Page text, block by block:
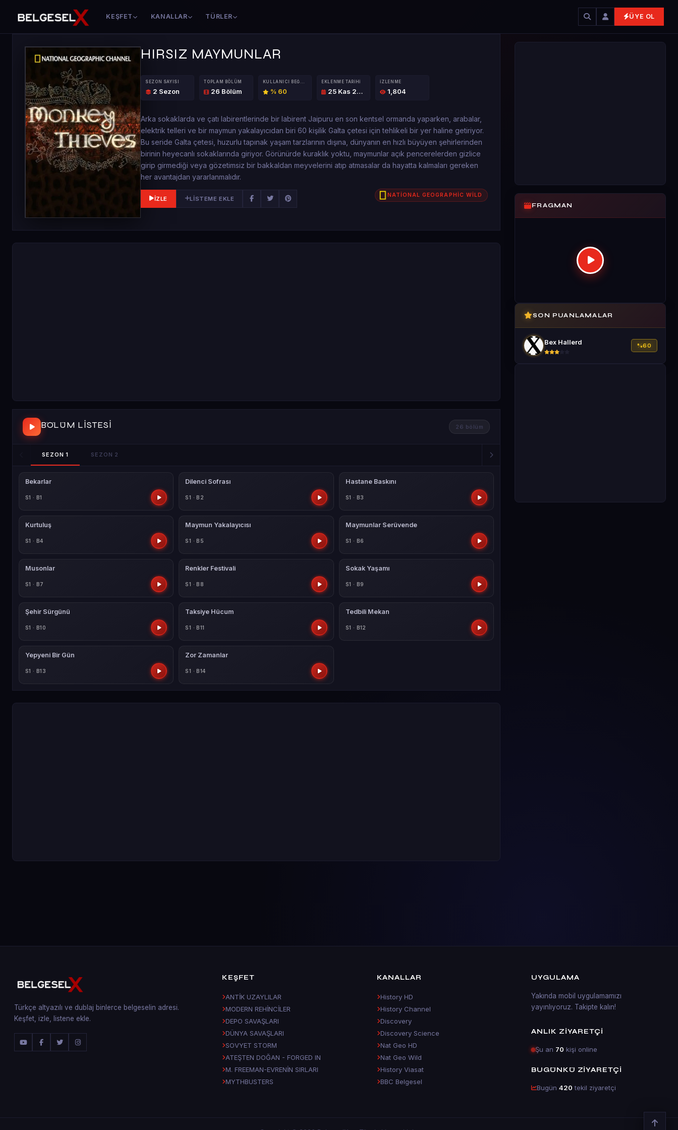
KEŞFET KANALLAR TÜRLER ÜYE OL
HIRSIZ MAYMUNLAR
SEZON SAYISI
2 Sezon
TOPLAM BÖLÜM
26 Bölüm
KULLANICI BEĞENISI
% 60
EKLENME TARIHI
25 Kas 2016
İZLENME
1,804
Arka sokaklarda ve çatı labirentlerinde bir labirent Jaipuru en son kentsel ormanda yaparken, arabalar,
elektrik telleri ve bir maymun yakalayıcıdan biri 60 kişilik Galta çetesi için tehlikeli bir yer haline getiriyor.
Bu seride Galta çetesi, huzurlu tapınak yaşam tarzlarının dışına, dünyanın en hızlı büyüyen şehirlerinden
birinin heyecanlı sokaklarında giriyor. Görünürde kuraklık yoktu, maymunlar açık pencerelerden gizlice
girip girmediği veya gözetimsiz bir bakkaldan meyvelerini atıp atmasalar da hayatta kalmaları gereken
her avantajdan yararlanmalıdır.
İZLE LISTEME EKLE NATİONAL GEOGRAPHİC WİLD
BÖLÜM LISTESI 26 bölüm
SEZON 1 SEZON 2
Bekarlar
S1 · B1
Dilenci Sofrası
S1 · B2
Hastane Baskını
S1 · B3
Kurtuluş
S1 · B4
Maymun Yakalayıcısı
S1 · B5
Maymunlar Serüvende
S1 · B6
Musonlar
S1 · B7
Renkler Festivali
S1 · B8
Sokak Yaşamı
S1 · B9
Şehir Sürgünü
S1 · B10
Taksiye Hücum
S1 · B11
Tedbili Mekan
S1 · B12
Yepyeni Bir Gün
S1 · B13
Zor Zamanlar
S1 · B14
FRAGMAN
SON PUANLAMALAR
Bex Hallerd %60
Türkçe altyazılı ve dublaj binlerce belgeselin adresi.
Keşfet, izle, listene ekle.
KEŞFET
ANTİK UZAYLILAR
MODERN REHİNCİLER
DEPO SAVAŞLARI
DÜNYA SAVAŞLARI
SOVYET STORM
ATEŞTEN DOĞAN - FORGED IN
M. FREEMAN-EVRENİN SIRLARI
MYTHBUSTERS
KANALLAR
History HD
History Channel
Discovery
Discovery Science
Nat Geo HD
Nat Geo Wild
History Viasat
BBC Belgesel
UYGULAMA
Yakında mobil uygulamamızı
yayınlıyoruz. Takipte kalın!
ANLIK ZIYARETÇI
Şu an 70 kişi online
BUGÜNKÜ ZIYARETÇI
Bugün 420 tekil ziyaretçi